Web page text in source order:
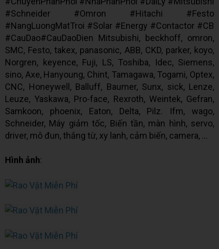
#Schneider #Omron #Hitachi #Festo
#NangLuongMatTroi #Solar #Energy #Contactor #CB
#CauDao#CauDaoDien Mitsubishi, beckhoff, omron,
SMC, Festo, takex, panasonic, ABB, CKD, parker, koyo,
Norgren, keyence, Fuji, LS, Toshiba, Idec, Siemens,
sino, Axe, Hanyoung, Chint, Tamagawa, Togami, Optex,
CNC, Honeywell, Balluff, Baumer, Sunx, sick, Lenze,
Leuze, Yaskawa, Pro-face, Rexroth, Weintek, Gefran,
Samkoon, phoenix, Eaton, Delta, Pilz. Ifm, wago,
Schneider, Máy giảm tốc, Biến tần, màn hình, servo,
driver, mô đun, thắng từ, xy lanh, cảm biến, camera, ...
Hình ảnh: